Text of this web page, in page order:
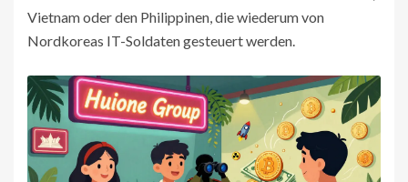
Vietnam oder den Philippinen, die wiederum von
Nordkoreas IT-Soldaten gesteuert werden.